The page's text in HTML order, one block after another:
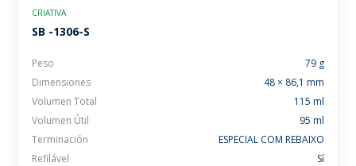
CRIATIVA
SB -1306-S
Peso
79 g
Dimensiones
48 × 86,1 mm
Volumen Total
115 ml
Volumen Útil
95 ml
Terminación
ESPECIAL COM REBAIXO
Refilável
Sí